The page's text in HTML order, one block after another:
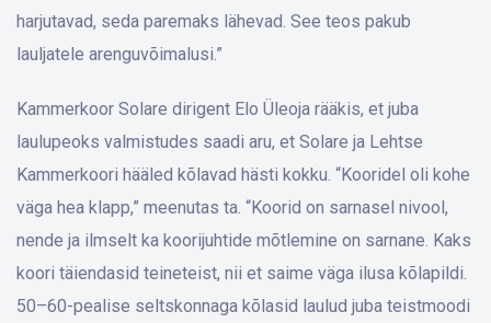
harjutavad, seda paremaks lähevad. See teos pakub
lauljatele arenguvõimalusi.”
Kammerkoor Solare dirigent Elo Üleoja rääkis, et juba
laulupeoks valmistudes saadi aru, et Solare ja Lehtse
Kammerkoori hääled kõlavad hästi kokku. “Kooridel oli kohe
väga hea klapp,” meenutas ta. “Koorid on sarnasel nivool,
nende ja ilmselt ka koorijuhtide mõtlemine on sarnane. Kaks
koori täiendasid teineteist, nii et saime väga ilusa kõlapildi.
50–60-pealise seltskonnaga kõlasid laulud juba teistmoodi